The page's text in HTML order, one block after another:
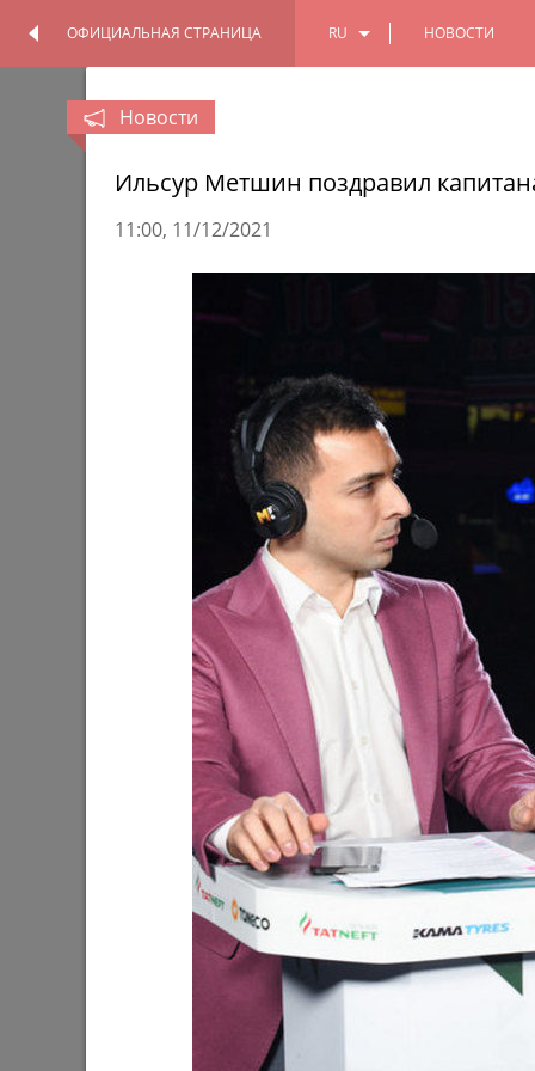
ОФИЦИАЛЬНАЯ СТРАНИЦА RU НОВОСТИ
Ильсур Метшин посетил
персональную выставку Альфиза
Сабирова «Urman. Мифическая
Ильсур
Ташы»
12/02/2025
Ильсур Метшин: «Эти светлые
праздники символизируют
Новости
Ильсур Метшин поздравил
11:00 11/12/2021
ПЕРСОНАЛЬНАЯ
ОФИЦИАЛЬНАЯ